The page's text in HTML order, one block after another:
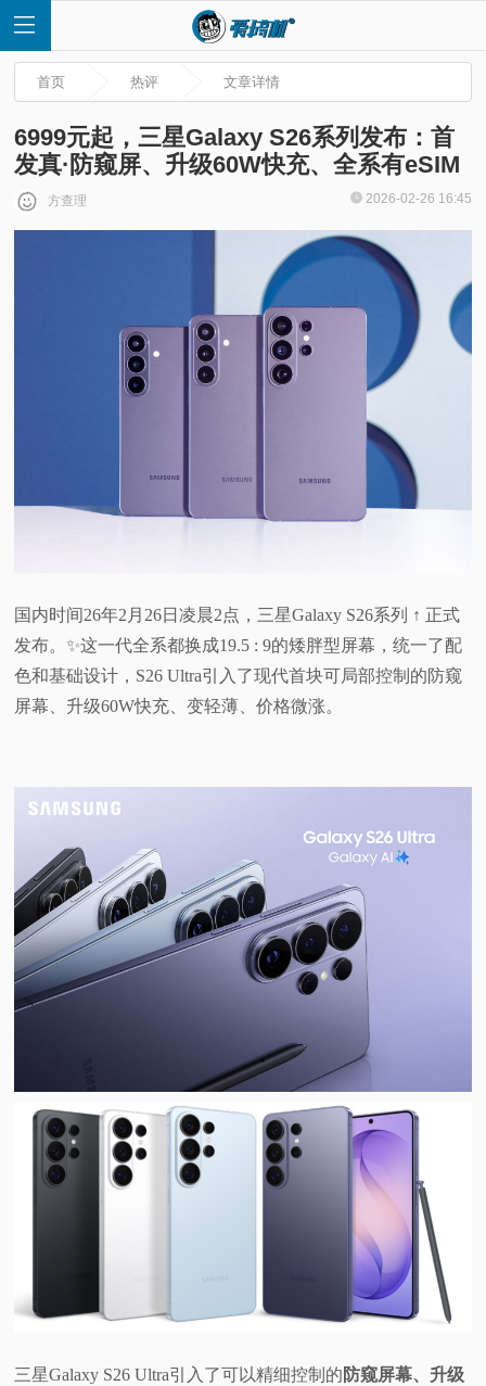
首
普
验
题
首页 热评 文章详情
6999元起，三星Galaxy S26系列发布：首
发真·防窥屏、升级60W快充、全系有eSIM
方查理 2026-02-26 16:45
国内时间26年2月26日凌晨2点，三星Galaxy S26系列 ↑ 正式
发布。✨这一代全系都换成19.5 : 9的矮胖型屏幕，统一了配
色和基础设计，S26 Ultra引入了现代首块可局部控制的防窥
屏幕、升级60W快充、变轻薄、价格微涨。
三星Galaxy S26 Ultra引入了可以精细控制的 防窥屏幕、升级